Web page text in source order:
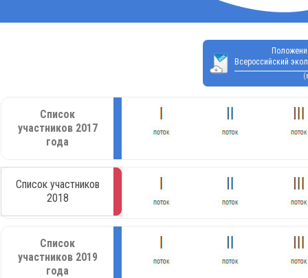
Всероссийский
Список
участников 2017
года
Список участников
2018
Список
участников 2019
года